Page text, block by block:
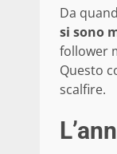
Da
si sono
follower
Questo
scalfire.